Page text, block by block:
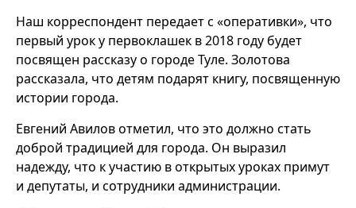
Наш корреспондент передает с «оперативки», что
первый урок у первоклашек в 2018 году будет
посвящен рассказу о городе Туле. Золотова
рассказала, что детям подарят книгу, посвященную
истории города.
Евгений Авилов отметил, что это должно стать
доброй традицией для города. Он выразил
надежду, что к участию в открытых уроках примут
и депутаты, и сотрудники администрации.